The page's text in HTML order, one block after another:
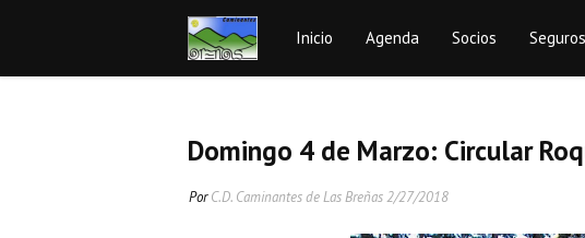
Inicio Agenda Socios
Domingo 4 de Marzo: Circular
Por C.D. Caminantes de Las Breñas2/27/2018